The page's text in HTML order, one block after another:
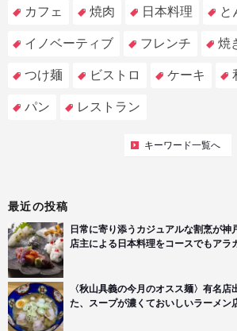
カフェ 焼肉 日本料理 と
イノベーティブ フレンチ 焼
つけ麺 ビストロ ケーキ
パン レストラン
キーワード一覧へ
最近の投稿
日常に寄り添うカジュアルな割烹が神
店主による日本料理をコースでもアラ
〈秋山具義の今月のオスス麺〉有名
た、スープが濃くておいしいラーメン